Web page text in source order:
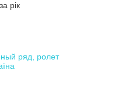
рік
ряд, ролет